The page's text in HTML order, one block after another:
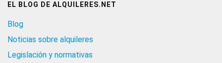
EL BLOG DE ALQUILERES.NET
Blog
Noticias sobre alquileres
Legislación y normativas